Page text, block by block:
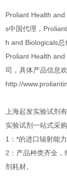
Proliant Health
s中国代理，
h and Biologicals
Proliant Health
司，具体产品信息
http://
上海起发实验试剂
实验试剂一站式采
1：*的进口辐射能
2：产品种类齐全
剂耗材。